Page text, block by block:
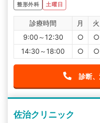
整形外科 土曜日
診療時間 月 火
9:00～12:30
○ ○
14:30～18:00
○ ○
診断
佐治クリニック